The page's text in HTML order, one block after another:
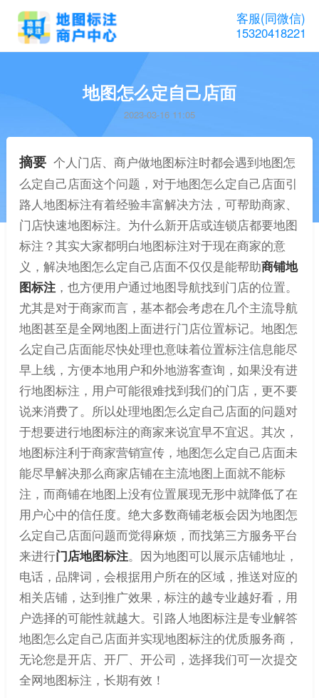
客服(同微信)
15320418221
地图怎么定自己店面
2023-03-16 11:05
摘要 个人门店、商户做地图标注时都会遇到地图怎
么定自己店面这个问题，对于地图怎么定自己店面引
路人地图标注有着经验丰富解决方法，可帮助商家、
门店快速地图标注。为什么新开店或连锁店都要地图
标注？其实大家都明白地图标注对于现在商家的意
义，解决地图怎么定自己店面不仅仅是能帮助商铺地
图标注，也方便用户通过地图导航找到门店的位置。
尤其是对于商家而言，基本都会考虑在几个主流导航
地图甚至是全网地图上面进行门店位置标记。地图怎
么定自己店面能尽快处理也意味着位置标注信息能尽
早上线，方便本地用户和外地游客查询，如果没有进
行地图标注，用户可能很难找到我们的门店，更不要
说来消费了。所以处理地图怎么定自己店面的问题对
于想要进行地图标注的商家来说宜早不宜迟。其次，
地图标注利于商家营销宣传，地图怎么定自己店面未
能尽早解决那么商家店铺在主流地图上面就不能标
注，而商铺在地图上没有位置展现无形中就降低了在
用户心中的信任度。绝大多数商铺老板会因为地图怎
么定自己店面问题而觉得麻烦，而找第三方服务平台
来进行门店地图标注。因为地图可以展示店铺地址，
电话，品牌词，会根据用户所在的区域，推送对应的
相关店铺，达到推广效果，标注的越专业越好看，用
户选择的可能性就越大。引路人地图标注是专业解答
地图怎么定自己店面并实现地图标注的优质服务商，
无论您是开店、开厂、开公司，选择我们可一次提交
全网地图标注，长期有效！